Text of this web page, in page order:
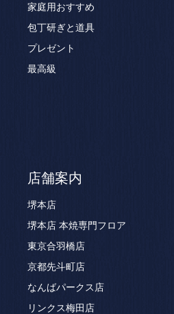
家庭用おすすめ
包丁研ぎと道具
プレゼント
最高級
店舗案内
堺本店
堺本店 本焼専門フロア
東京合羽橋店
京都先斗町店
なんばパークス店
リンクス梅田店